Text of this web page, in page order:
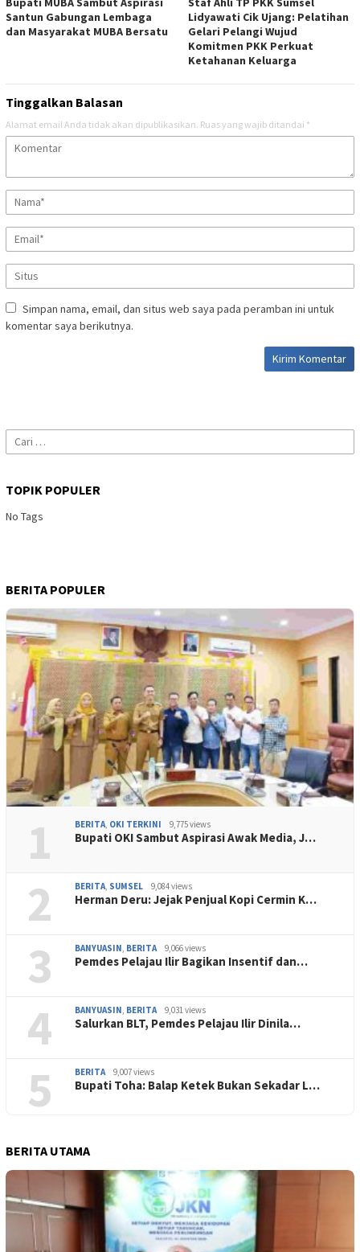
Santun Gabungan Lembaga
dan Masyarakat MUBA Bersatu
Lidyawati Cik Ujang: Pelatihan
Gelari Pelangi Wujud
Komitmen PKK Perkuat
Ketahanan Keluarga
Tinggalkan Balasan
Alamat email Anda tidak akan dipublikasikan. Ruas yang wajib ditandai *
Simpan nama, email, dan situs web saya pada peramban ini untuk
komentar saya berikutnya.
Cari
untuk:
TOPIK POPULER
No Tags
BERITA POPULER
1 BERITA OKI TERKINI 9,775 views
Bupati OKI Sambut Aspirasi Awak Media, J…
2 BERITA SUMSEL 9,084 views
Herman Deru: Jejak Penjual Kopi Cermin K…
3 BANYUASIN BERITA 9,066 views
Pemdes Pelajau Ilir Bagikan Insentif dan…
4 BANYUASIN BERITA 9,031 views
Salurkan BLT, Pemdes Pelajau Ilir Dinila…
5 BERITA 9,007 views
Bupati Toha: Balap Ketek Bukan Sekadar L…
BERITA UTAMA